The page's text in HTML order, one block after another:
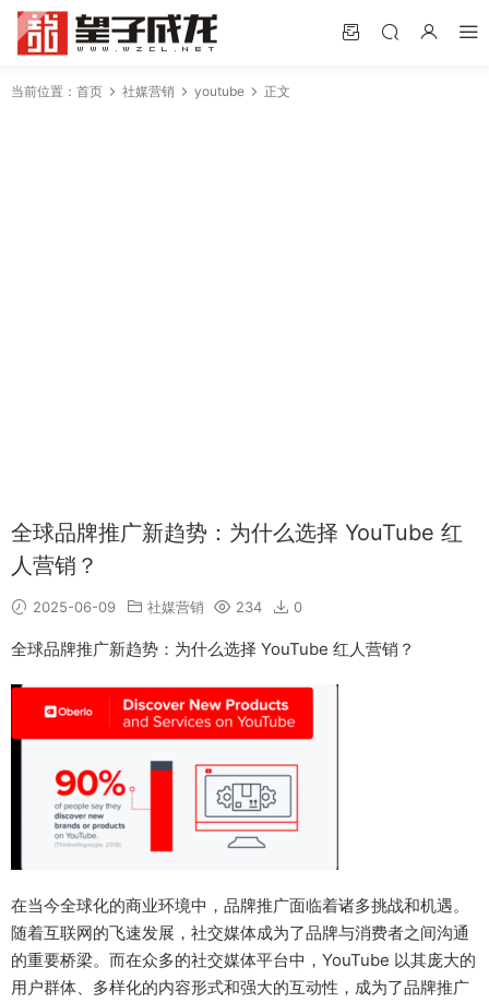
当前位置： 首页 社媒营销 youtube 正文
全球品牌推广新趋势：为什么选择 YouTube 红
人营销？
2025-06-09 社媒营销 234 0
全球品牌推广新趋势：为什么选择 YouTube 红人营销？
在当今全球化的商业环境中，品牌推广面临着诸多挑战和机遇。
随着互联网的飞速发展，社交媒体成为了品牌与消费者之间沟通
的重要桥梁。而在众多的社交媒体平台中，YouTube 以其庞大的
用户群体、多样化的内容形式和强大的互动性，成为了品牌推广